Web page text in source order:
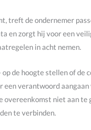
treft de ondernemer
en zorgt hij voor een
in acht nemen.
de hoogte stellen of
verantwoord
overeenkomst niet aan
te verbinden.